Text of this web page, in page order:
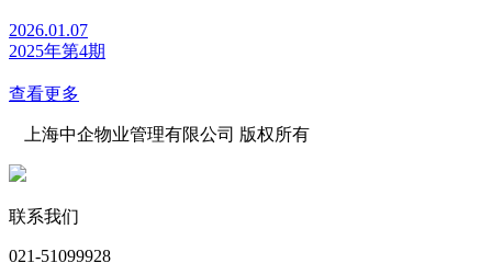
2026.01.07
2025年第4期
查看更多
上海中企物业管理有限公司 版权所有
联系我们
021-51099928